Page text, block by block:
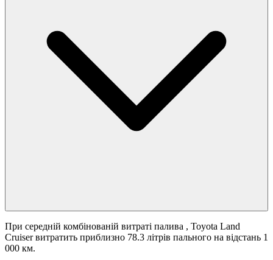
При середній комбінованій витраті палива , Toyota Land
Cruiser витратить приблизно 78.3 літрів пального на відстань 1
000 км.